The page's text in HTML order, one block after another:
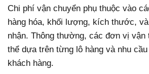
Chi phí vận chuyển phụ thuộc vào
hàng hóa, khối lượng, kích thước,
nhận. Thông thường, các đơn vị vận
thể dựa trên từng lô hàng và nhu
khách hàng.